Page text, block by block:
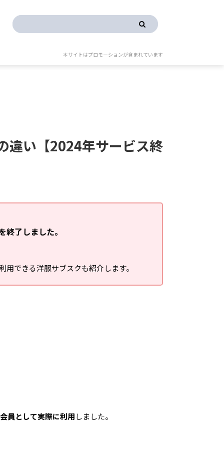
本サイトはプロモーションが含まれています
違い【2024年サービス終
了しました。
できる洋服サブスクも紹介します。
員として実際に利用しました。